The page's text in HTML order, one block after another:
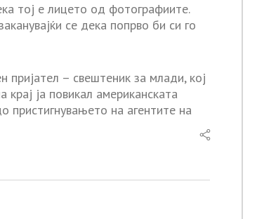
тој е лицето од фотографиите.
се дека попрво би си го
– свештеник за млади, кој
ја повикал американската
пристигнувањето на агентите на